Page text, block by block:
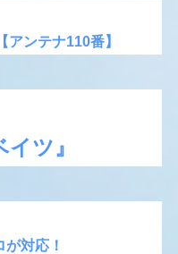
ンテナ110番】
イツ』
が対応！